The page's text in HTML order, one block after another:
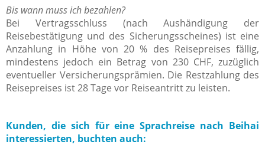
Bis wann muss ich bezahlen?
Bei Vertragsschluss (nach Aushändigung der
Reisebestätigung und des Sicherungsscheines) ist eine
Anzahlung in Höhe von 20 % des Reisepreises fällig,
mindestens jedoch ein Betrag von 230 CHF, zuzüglich
eventueller Versicherungsprämien. Die Restzahlung des
Reisepreises ist 28 Tage vor Reiseantritt zu leisten.
Kunden, die sich für eine Sprachreise nach Beihai
interessierten, buchten auch: